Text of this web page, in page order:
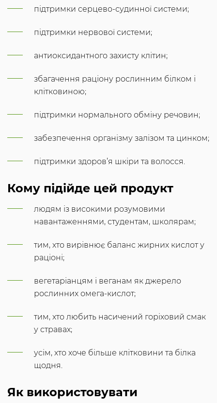
підтримки серцево-судинної системи;
підтримки нервової системи;
антиоксидантного захисту клітин;
збагачення раціону рослинним білком і
клітковиною;
підтримки нормального обміну речовин;
забезпечення організму залізом та цинком;
підтримки здоров’я шкіри та волосся.
Кому підійде цей продукт
людям із високими розумовими
навантаженнями, студентам, школярам;
тим, хто вирівнює баланс жирних кислот у
раціоні;
вегетаріанцям і веганам як джерело
рослинних омега-кислот;
тим, хто любить насичений горіховий смак
у стравах;
усім, хто хоче більше клітковини та білка
щодня.
Як використовувати